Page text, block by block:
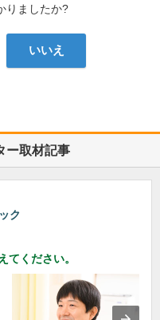
りましたか?
いいえ
ー取材記事
ク
ください。